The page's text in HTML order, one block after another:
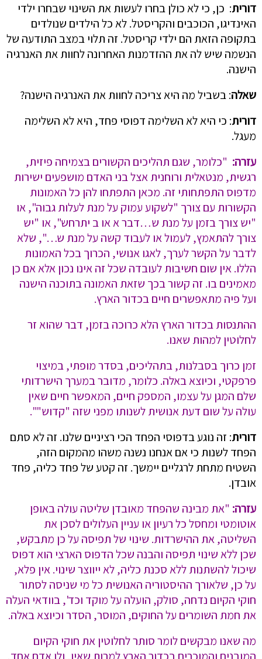
דורית: כן, כי לא כולן בחרו לעשות את השינוי שבחרו ילדי
האינדיגו, הכוכבים והקריסטל. לא כל הילדים שנולדים
בתקופה הזאת הם ילדי קריסטל. זה תלוי במצב התודעה של
הנשמה שיש לה את ההזדמנות האחרונה לחוות את האנרגיה
הישנה.
שאלה: בשביל מה היא צריכה לחוות את האנרגיה הישנה?
דורית: כי היא לא השלימה דפוסי פחד, היא לא השלימה
מעגל.
עזרה: "כלומר, שגם תהליכים הקשורים בצמיחה פיזית,
רגשית, מנטאלית ורוחנית אצל בני האדם מושפעים ישירות
מדפוס התפתחותי זה. מכאן התפתחו להן כל האמונות
הקשורות עם צורך "לשקוע עמוק על מנת לעלות גבוה", או
"יש צורך בזמן על מנת ש…דבר א או ב יתרחש", או "יש
צורך להתאמץ, לעמול או לעבוד קשה על מנת ש…", שלא
לדבר על הקשר לערך, לאגו אנושי, הכרוך בכל האמונות
הללו. אין שום חשיבות לעובדה שכל זה אינו נכון אלא אם כן
מאמינים בו. זה קשור בכך שזאת האמונה בתוכנה הישנה
ועל פיה מתאפשרים חיים בכדור הארץ.
ההתנסות בכדור הארץ הלא כרוכה בזמן, דבר שהוא זר
לחלוטין למהות שאנו.
זמן כרוך בסבלנות, בתהליכים, בסדר מופתי, במיצוי
פרפקטי, וכיוצא באלה. כלומר, מדובר במערך הישרדותי
שלם המגן על עצמו, המספק חיים, המאפשר חיים שאין
עולה על שום דעת אנושית לשנותו מפני שזה "קדוש"".
דורית: זה נוגע בדפוסי הפחד הכי רציניים שלנו. זה לא סתם
הפחד לשנות כי אם אנחנו נשנה משהו מהמקום הזה,
השטיח מתחת לרגליים יימשך. זה קטע של פחד כליה, פחד
אובדן.
עזרה: "את מבינה שהפחד מאובדן שליטה עולה באופן
אוטומטי ומחסל כל רעיון או עניין העלולים לסכן את
השליטה, את ההישרדות. שינוי של תפיסה על כן מתבקש,
שכן ללא שינוי תפיסה והבנה שכל הדפוס הארצי הוא דפוס
שיכול להשתנות ללא סכנת כליה, לא ייווצר שינוי. אין פלא,
על כן, שלאורך ההיסטוריה האנושית כל מי שניסה לסתור
חוקי הקיום נדחה, סולק, הועלה על מוקד וכד', בוודאי העלה
את חמת השומרים על החוקים, המוסר, הסדר וכיוצא באלה.
מה שאנו מבקשים לומר סותר לחלוטין את חוקי הקיום